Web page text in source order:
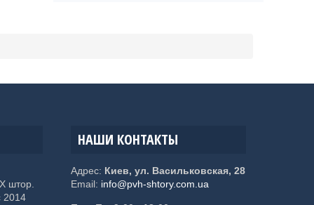
штор.
2014
НАШИ КОНТАКТЫ
Адрес: Киев, ул. Васильковская, 28
Email: info@pvh-shtory.com.ua